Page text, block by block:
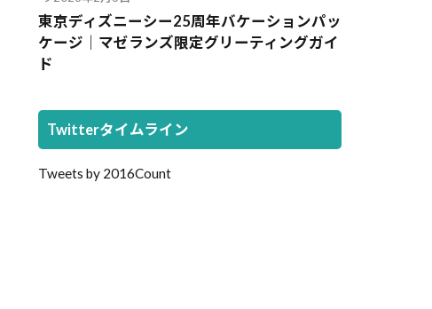
東京ディズニーシー25周年バケーションパッ
ケージ｜マゼランズ限定グリーティングガイ
ド
Twitterタイムライン
Tweets by 2016Count